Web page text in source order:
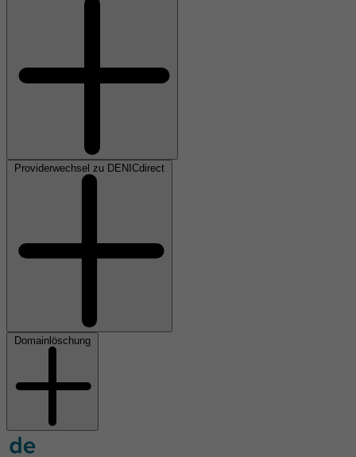
Providerwechsel zu DENICdirect
Domainlöschung